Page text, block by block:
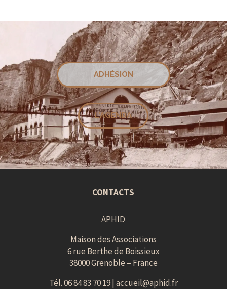
ADHÉSION
L'AGENDA
CONTACTS
APHID
Maison des Associations
6 rue Berthe de Boissieux
38000 Grenoble – France
Tél. 06 84 83 70 19 | accueil@aphid.fr